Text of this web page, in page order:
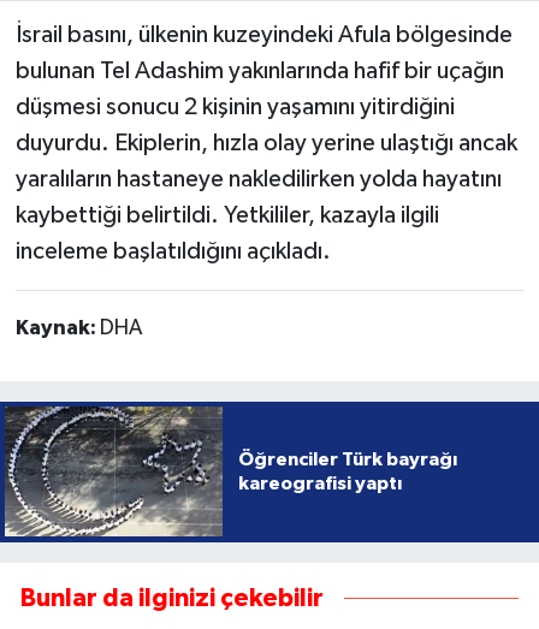
İsrail basını, ülkenin kuzeyindeki Afula bölgesinde
bulunan Tel Adashim yakınlarında hafif bir uçağın
düşmesi sonucu 2 kişinin yaşamını yitirdiğini
duyurdu. Ekiplerin, hızla olay yerine ulaştığı ancak
yaralıların hastaneye nakledilirken yolda hayatını
kaybettiği belirtildi. Yetkililer, kazayla ilgili
inceleme başlatıldığını açıkladı.
Kaynak: DHA
Öğrenciler Türk bayrağı
kareografisi yaptı
Bunlar da ilginizi çekebilir